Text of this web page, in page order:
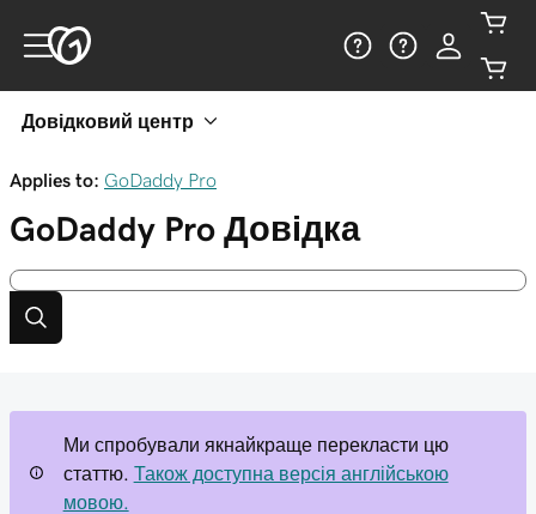
Довідковий центр
Applies to: GoDaddy Pro
GoDaddy Pro Довідка
Ми спробували якнайкраще перекласти цю
статтю. Також доступна версія англійською
мовою.